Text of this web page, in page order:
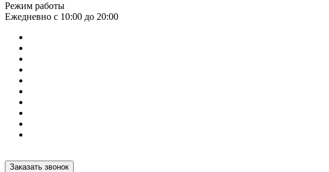
Режим работы
Ежедневно с 10:00 до 20:00
Заказать звонок